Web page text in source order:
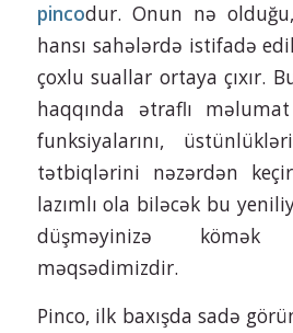
pincodur. Onun nə
hansı sahələrdə istifadə
çoxlu suallar ortaya çıxır.
haqqında ətraflı
funksiyalarını,
tətbiqlərini nəzərdən
lazımlı ola biləcək bu
düşməyinizə
məqsədimizdir.
Pinco, ilk baxışda sadə